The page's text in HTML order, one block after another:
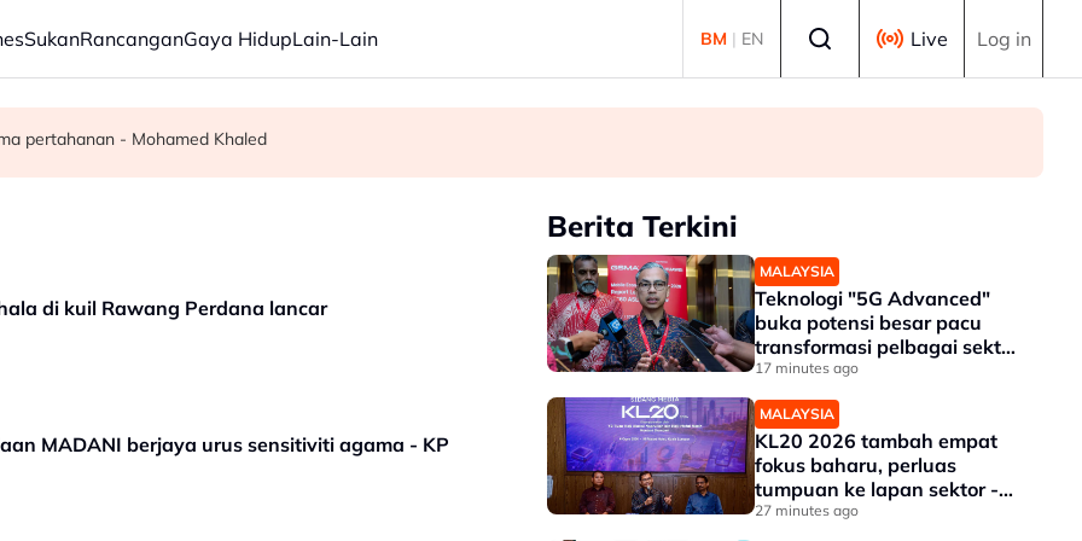
SukanRancanganGaya HidupLain-Lain BM | EN Live Log in
transformasi pelbagai sektor - Fahmi
tumpuan ke lapan sektor - Akmal Nasrullah
pertahanan - Mohamed Khaled
di kuil Rawang Perdana lancar
MADANI berjaya urus sensitiviti agama - KP
Berita Terkini
MALAYSIA
Teknologi "5G Advanced"
buka potensi besar pacu
transformasi pelbagai sektor
- Fahmi
17 minutes ago
MALAYSIA
KL20 2026 tambah empat
fokus baharu, perluas
tumpuan ke lapan sektor -
Akmal Nasrullah
27 minutes ago